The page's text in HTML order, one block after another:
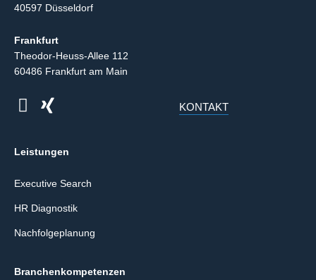
40597 Düsseldorf
Frankfurt
Theodor-Heuss-Allee 112
60486 Frankfurt am Main
KONTAKT
Leistungen
Executive Search
HR Diagnostik
Nachfolgeplanung
Branchenkompetenzen